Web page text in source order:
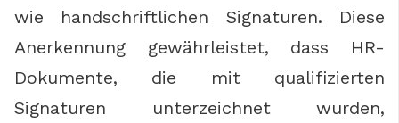
wie handschriftlichen Signaturen. Diese
Anerkennung gewährleistet, dass HR-
Dokumente, die mit qualifizierten
Signaturen unterzeichnet wurden,